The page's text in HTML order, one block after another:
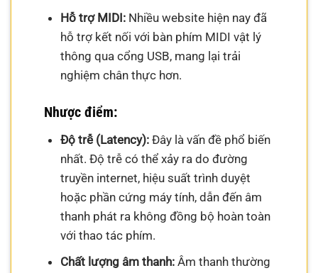
Hỗ trợ MIDI:Nhiều website hiện nay đã
hỗ trợ kết nối với bàn phím MIDI vật lý
thông qua cổng USB, mang lại trải
nghiệm chân thực hơn.
Nhược điểm:
Độ trễ (Latency):Đây là vấn đề phổ biến
nhất. Độ trễ có thể xảy ra do đường
truyền internet, hiệu suất trình duyệt
hoặc phần cứng máy tính, dẫn đến âm
thanh phát ra không đồng bộ hoàn toàn
với thao tác phím.
Chất lượng âm thanh:Âm thanh thường